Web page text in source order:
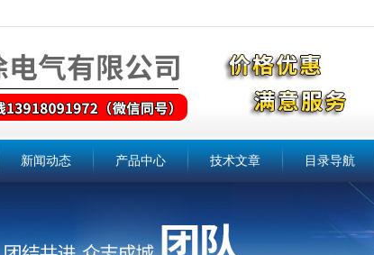
新闻动态 产品中心 技术文章 目录导航